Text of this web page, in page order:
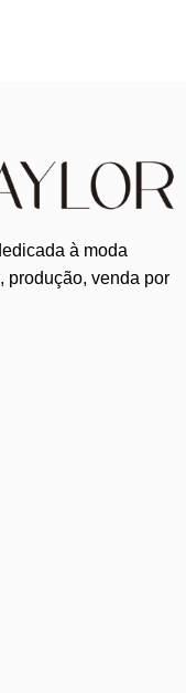
à moda
produção, venda por